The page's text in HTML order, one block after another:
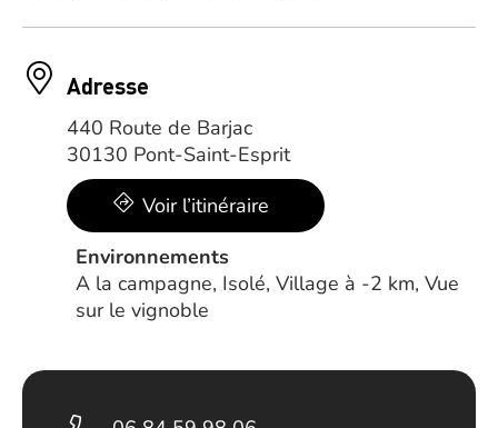
Adresse
440 Route de Barjac
30130 Pont-Saint-Esprit
Voir l’itinéraire
Environnements
A la campagne, Isolé, Village à -2 km, Vue
sur le vignoble